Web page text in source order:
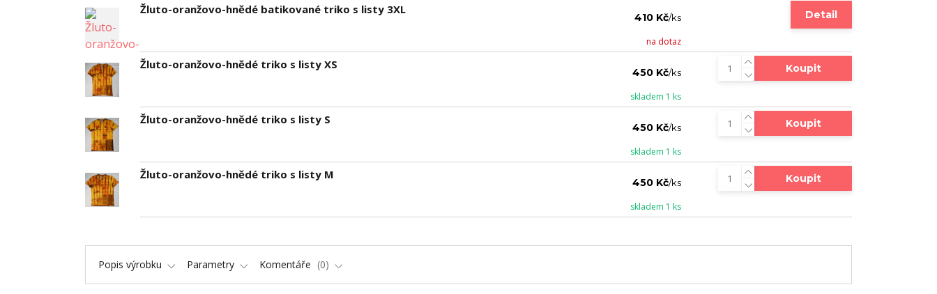
Žluto-oranžovo-hnědé batikované triko s listy 3XL
410 Kč/ks
na dotaz
Detail
Žluto-oranžovo-hnědé triko s listy XS
450 Kč/ks
skladem 1 ks
Koupit
Žluto-oranžovo-hnědé triko s listy S
450 Kč/ks
skladem 1 ks
Koupit
Žluto-oranžovo-hnědé triko s listy M
450 Kč/ks
skladem 1 ks
Koupit
Popis výrobku Parametry Komentáře 0